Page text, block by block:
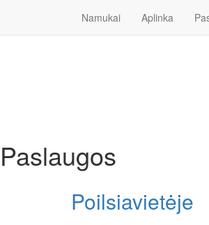
Namukai Aplinka
Paslaugos
Poilsiavietėje